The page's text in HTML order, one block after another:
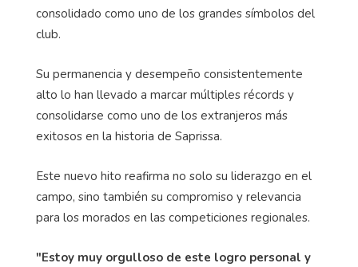
consolidado como uno de los grandes símbolos del
club.
Su permanencia y desempeño consistentemente
alto lo han llevado a marcar múltiples récords y
consolidarse como uno de los extranjeros más
exitosos en la historia de Saprissa.
Este nuevo hito reafirma no solo su liderazgo en el
campo, sino también su compromiso y relevancia
para los morados en las competiciones regionales.
"Estoy muy orgulloso de este logro personal y